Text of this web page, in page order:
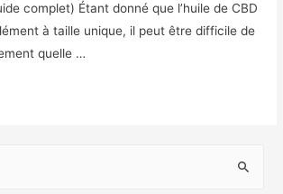
complet) Étant donné que l’huile de CBD
à taille unique, il peut être difficile de
quelle …